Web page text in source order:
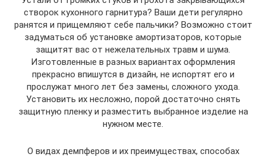
створок кухонного гарнитура? Ваши дети регулярно
ранятся и прищемляют себе пальчики? Возможно стоит
задуматься об установке амортизаторов, которые
защитят вас от нежелательных травм и шума.
Изготовленные в разных вариантах оформления
прекрасно впишутся в дизайн, не испортят его и
прослужат много лет без замены, сложного ухода.
Установить их несложно, порой достаточно снять
защитную пленку и разместить выбранное изделие на
нужном месте.
О видах демпферов и их преимуществах, способах